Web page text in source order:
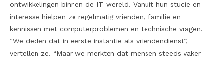
ontwikkelingen binnen de IT-wereld. Vanuit hun studie en
interesse hielpen ze regelmatig vrienden, familie en
kennissen met computerproblemen en technische vragen.
“We deden dat in eerste instantie als vriendendienst”,
vertellen ze. “Maar we merkten dat mensen steeds vaker